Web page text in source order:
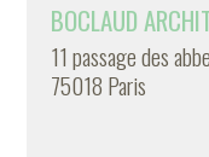
BOCLAUD
11 passage des
75018 Paris